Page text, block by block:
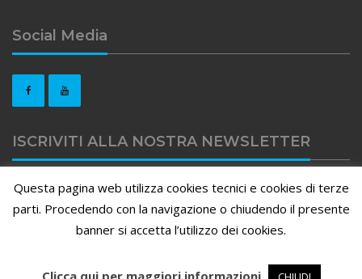
Social Media
ISCRIVITI ALLA NOSTRA NEWSLETTER
Clicca qui per iscriviti alla nostra newsletter
Questa pagina web utilizza cookies tecnici e cookies di terze
parti. Procedendo con la navigazione o chiudendo il presente
banner si accetta l’utilizzo dei cookies.
Clicca qui per maggiori informazioni